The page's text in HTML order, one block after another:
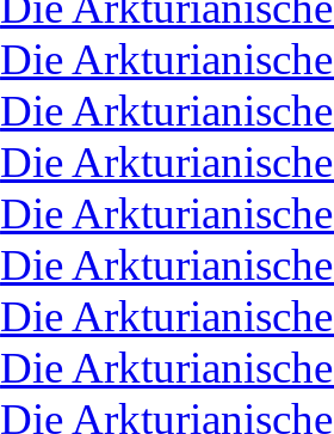
Die
Die
Die
Die
Die
Die
Die
Die